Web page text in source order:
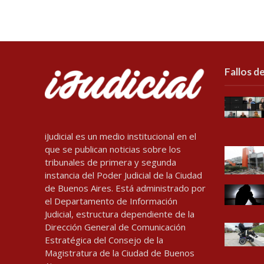
iJudicial es un medio institucional en el
que se publican noticias sobre los
tribunales de primera y segunda
instancia del Poder Judicial de la Ciudad
de Buenos Aires. Está administrado por
el Departamento de Información
Judicial, estructura dependiente de la
Dirección General de Comunicación
Estratégica del Consejo de la
Magistratura de la Ciudad de Buenos
Fallos